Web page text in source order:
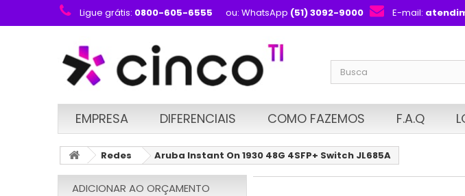
Ligue grátis: 0800-605-6555 ou: WhatsApp (51) 3092-9000 E-mail:
EMPRESA DIFERENCIAIS COMO FAZEMOS F.A.Q
Redes Aruba Instant On 1930 48G 4SFP+ Switch JL685A
ADICIONAR AO ORÇAMENTO